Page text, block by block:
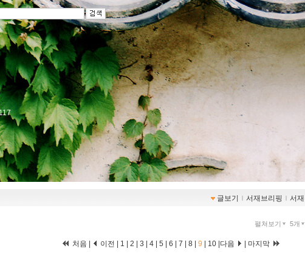
글보기 ｌ 서재브리핑 ｌ 서
펼쳐보기 5개
처음 이전 1 2 3 4 5 6 7 8 9 10 다음 마지막